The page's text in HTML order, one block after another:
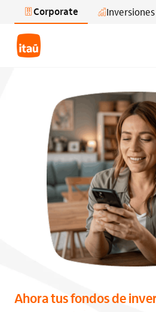
Saltar al contenido principal
Corporate Inversiones
Ahora tus fondos de